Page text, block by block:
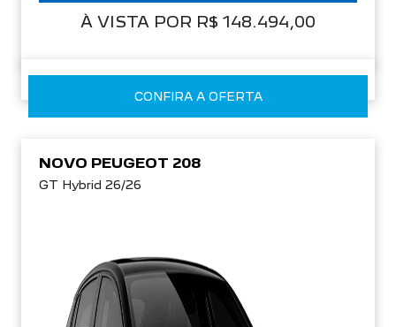
À VISTA POR R$ 148.494,00
CONFIRA A OFERTA
NOVO PEUGEOT 208
GT Hybrid 26/26